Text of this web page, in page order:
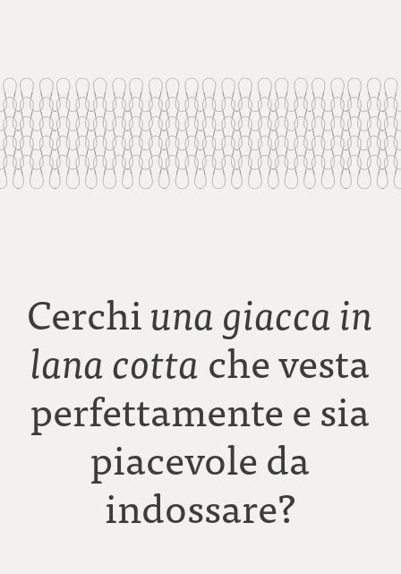
Cerchiuna giacca in
lana cotta che vesta
perfettamente e sia
piacevole da
indossare?